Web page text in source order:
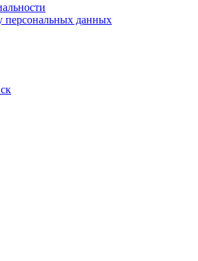
персональных данных